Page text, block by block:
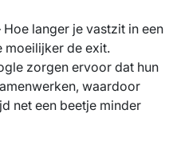
Hoe langer je vastzit in een
moeilijker de exit.
zorgen ervoor dat hun
waardoor
net een beetje minder